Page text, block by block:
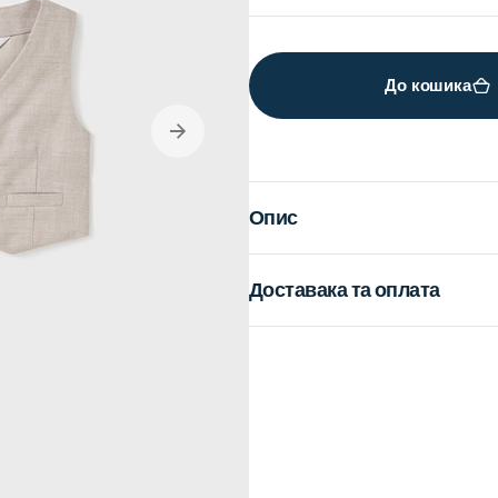
out
unavailable
До кошика
Опис
Доставака та оплата